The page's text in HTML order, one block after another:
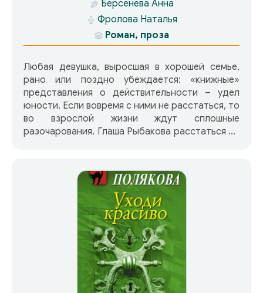
Берсенева Анна
Фролова Наталья
Роман, проза
Любая девушка, выросшая в хорошей семье,
рано или поздно убеждается: «книжные»
представления о действительности – удел
юности. Если вовремя с ними не расстаться, то
во взрослой жизни ждут сплошные
разочарования. Глаша Рыбакова расстаться со
Глаше «за тридцать», а любовь ее обманула, и
яркие надежды молодости, которая прошла в
Москве, обернулись жизнью в глуши и… И надо
наконец научиться жить по взрослым
правилам! Надо совершить решительный
поступок, который переменит ее жизнь,
сделает ее счастливой. Ведь не зря же судьба
приводит Глашу в Испанию, дарит встречу с
человеком интересным, незаурядным и,
кажется, любящим ее?..